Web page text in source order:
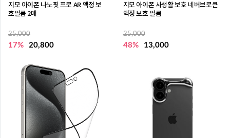
지모 아이폰 나노핏 프로 AR 액정 보
호필름 2매
25,000
17% 20,800
지모 아이폰 사생활 보호 네버브로큰
액정 보호 필름
25,000
48% 13,000